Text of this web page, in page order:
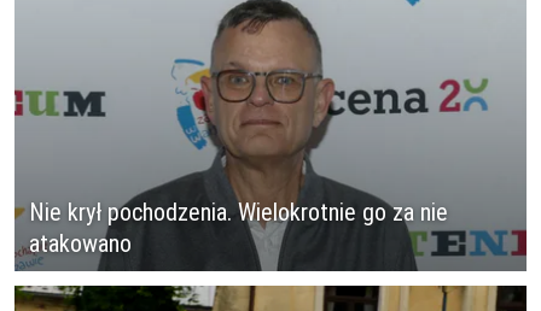
Nie krył pochodzenia. Wielokrotnie go za nie
atakowano